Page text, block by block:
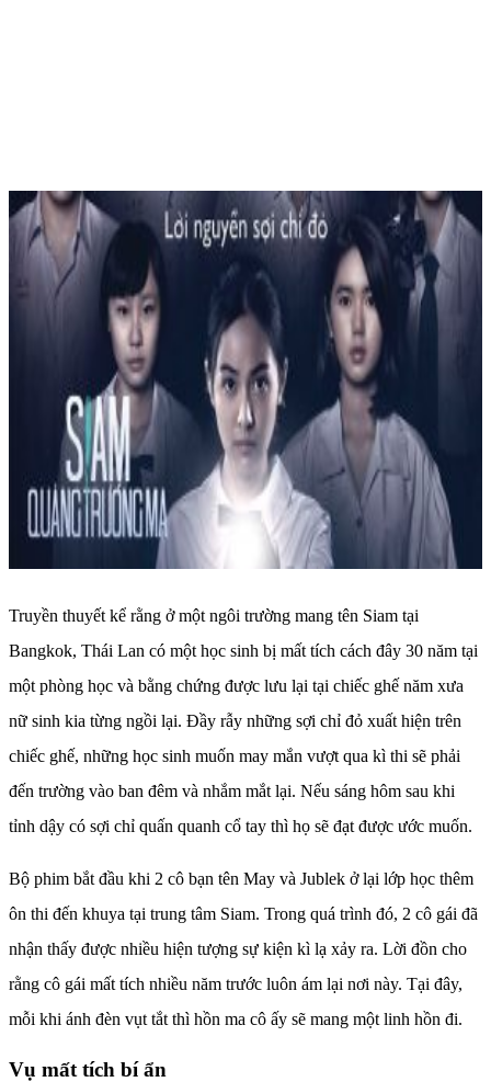
Truyền thuyết kể rằng ở một ngôi trường mang tên Siam tại
Bangkok, Thái Lan có một học sinh bị mất tích cách đây 30 năm tại
một phòng học và bằng chứng được lưu lại tại chiếc ghế năm xưa
nữ sinh kia từng ngồi lại. Đầy rẫy những sợi chỉ đỏ xuất hiện trên
chiếc ghế, những học sinh muốn may mắn vượt qua kì thi sẽ phải
đến trường vào ban đêm và nhắm mắt lại. Nếu sáng hôm sau khi
tỉnh dậy có sợi chỉ quấn quanh cổ tay thì họ sẽ đạt được ước muốn.
Bộ phim bắt đầu khi 2 cô bạn tên May và Jublek ở lại lớp học thêm
ôn thi đến khuya tại trung tâm Siam. Trong quá trình đó, 2 cô gái đã
nhận thấy được nhiều hiện tượng sự kiện kì lạ xảy ra. Lời đồn cho
rằng cô gái mất tích nhiều năm trước luôn ám lại nơi này. Tại đây,
mỗi khi ánh đèn vụt tắt thì hồn ma cô ấy sẽ mang một linh hồn đi.
Vụ mất tích bí ẩn